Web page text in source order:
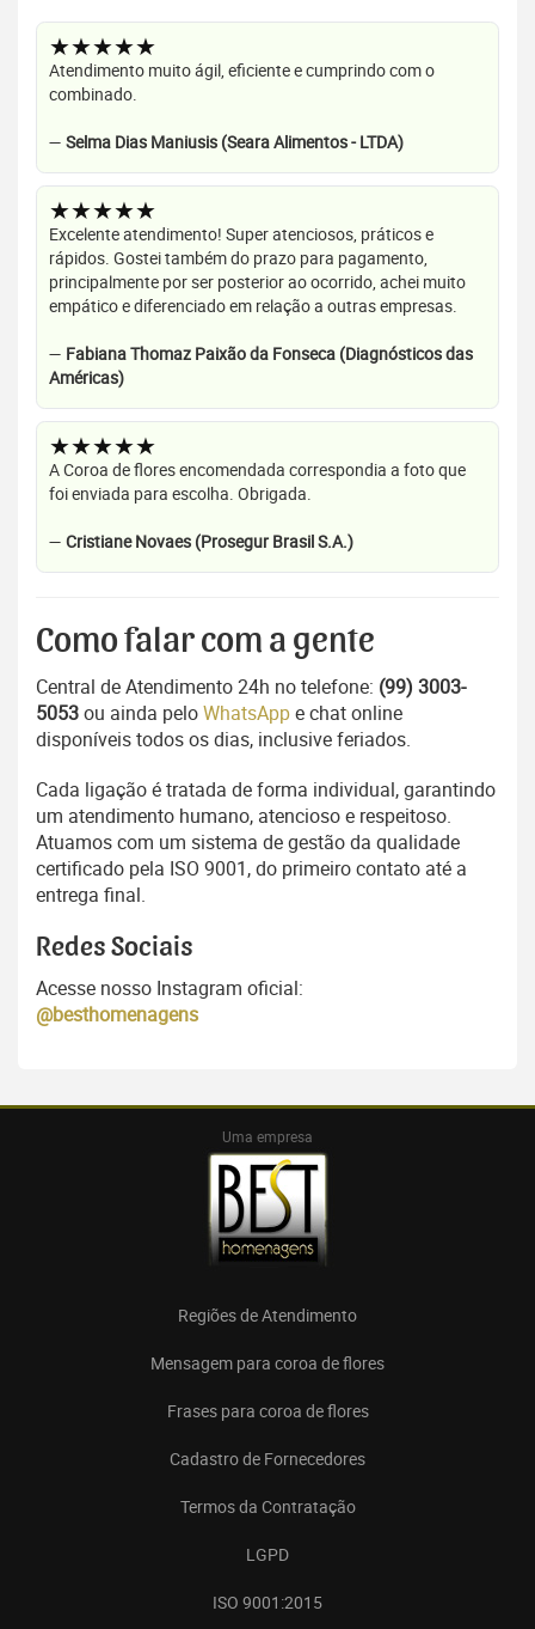
★★★★★
Atendimento muito ágil, eficiente e cumprindo com o
combinado.
— Selma Dias Maniusis (Seara Alimentos - LTDA)
★★★★★
Excelente atendimento! Super atenciosos, práticos e
rápidos. Gostei também do prazo para pagamento,
principalmente por ser posterior ao ocorrido, achei muito
empático e diferenciado em relação a outras empresas.
— Fabiana Thomaz Paixão da Fonseca (Diagnósticos das
Américas)
★★★★★
A Coroa de flores encomendada correspondia a foto que
foi enviada para escolha. Obrigada.
— Cristiane Novaes (Prosegur Brasil S.A.)
Como falar com a gente
Central de Atendimento 24h no telefone: (99) 3003-
5053ou ainda peloWhatsAppe chat online
disponíveis todos os dias, inclusive feriados.
Cada ligação é tratada de forma individual, garantindo
um atendimento humano, atencioso e respeitoso.
Atuamos com um sistema de gestão da qualidade
certificado pela ISO 9001, do primeiro contato até a
entrega final.
Redes Sociais
Acesse nosso Instagram oficial:
@besthomenagens
Uma empresa
Regiões de Atendimento
Mensagem para coroa de flores
Frases para coroa de flores
Cadastro de Fornecedores
Termos da Contratação
LGPD
ISO 9001:2015